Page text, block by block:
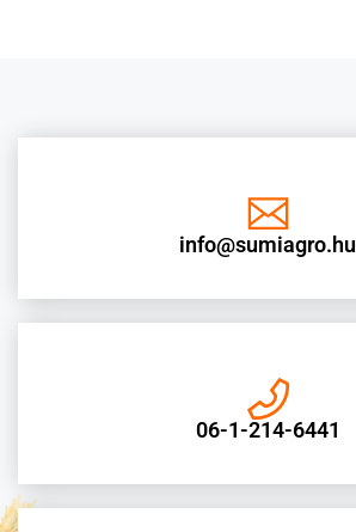
info@sumiagro.hu
06-1-214-6441